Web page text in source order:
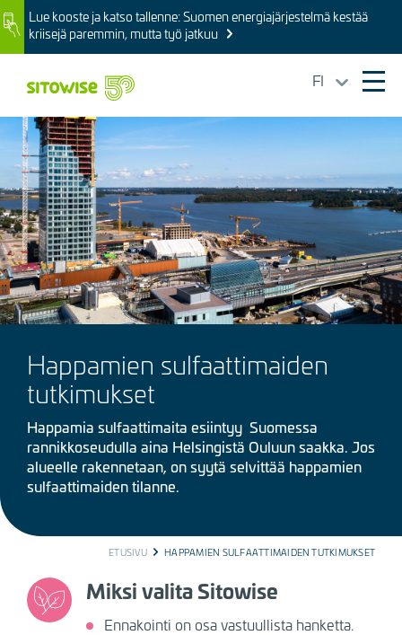
Skip
to
main
ImageLue kooste ja katso tallenne: Suomen energiajärjestelmä kestää
kriisejä paremmin, mutta työ jatkuu
FI
Kuva
Happamien sulfaattimaiden
tutkimukset
Happamia sulfaattimaita esiintyy Suomessa
rannikkoseudulla aina Helsingistä Ouluun saakka. Jos
alueelle rakennetaan, on syytä selvittää happamien
sulfaattimaiden tilanne.
BREADCRUMB
ETUSIVU HAPPAMIEN SULFAATTIMAIDEN TUTKIMUKSET
Miksi valita Sitowise
Ennakointi on osa vastuullista hanketta.